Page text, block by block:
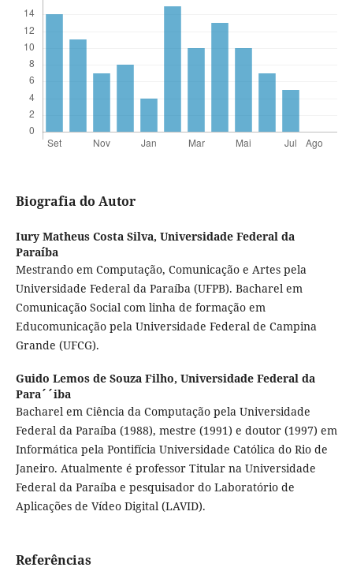
Biografia do Autor
Iury Matheus Costa Silva, Universidade Federal da
Paraíba
Mestrando em Computação, Comunicação e Artes pela
Universidade Federal da Paraíba (UFPB). Bacharel em
Comunicação Social com linha de formação em
Educomunicação pela Universidade Federal de Campina
Grande (UFCG).
Guido Lemos de Souza Filho, Universidade Federal da
Para´´iba
Bacharel em Ciência da Computação pela Universidade
Federal da Paraíba (1988), mestre (1991) e doutor (1997) em
Informática pela Pontifícia Universidade Católica do Rio de
Janeiro. Atualmente é professor Titular na Universidade
Federal da Paraíba e pesquisador do Laboratório de
Aplicações de Vídeo Digital (LAVID).
Referências